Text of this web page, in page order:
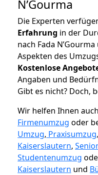
N’Gourma
Die Experten
Erfahrung in der
nach Fada
Aspekten des
Kostenlose
Angaben und
Gibt es nicht? Doch,
Wir helfen Ihnen
Firmenumzug oder
Umzug, Praxisumzug,
Kaiserslautern,
Studentenumzug
Kaiserslautern und